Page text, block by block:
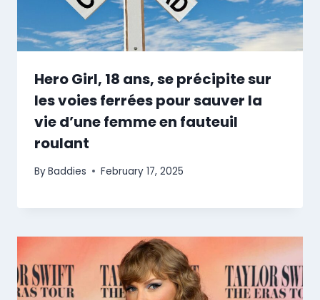
Hero Girl, 18 ans, se précipite sur
les voies ferrées pour sauver la
vie d’une femme en fauteuil
roulant
ByBaddies February 17, 2025